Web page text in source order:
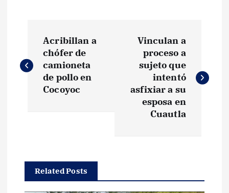
a
a
c
Acribillan a
chófer de
camioneta
de pollo en
Cocoyoc
Vinculan a
proceso a
sujeto que
intentó
asfixiar a su
esposa en
Cuautla
Related Posts